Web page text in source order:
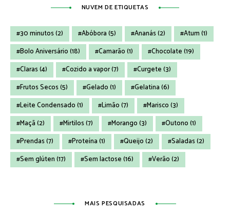
NUVEM DE ETIQUETAS
30 minutos(2) Abóbora(5) Ananás(2) Atum(1)
Bolo Aniversário(18) Camarão(1) Chocolate(19)
Claras(4) Cozido a vapor(7) Curgete(3)
Frutos Secos(5) Gelado(1) Gelatina(6)
Leite Condensado(1) Limão(7) Marisco(3)
Maçã(2) Mirtilos(7) Morango(3) Outono(1)
Prendas(7) Proteína(1) Queijo(2) Saladas(2)
Sem glúten(17) Sem lactose(16) Verão(2)
MAIS PESQUISADAS